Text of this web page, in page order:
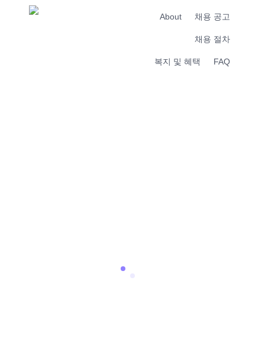
About 채용 공고
채용 절차
복지 및 혜택 FAQ